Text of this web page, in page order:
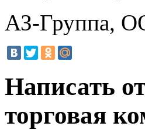
АЗ-Группа,
Написать
торговая